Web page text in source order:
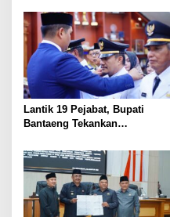
Ekonomi Garut Tembus Pasar
Internasional
Lantik 19 Pejabat, Bupati
Bantaeng Tekankan
kepada Masyarakat